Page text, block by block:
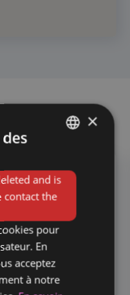
DUTCH
×
and is
contact the
pour
En
acceptez
à notre